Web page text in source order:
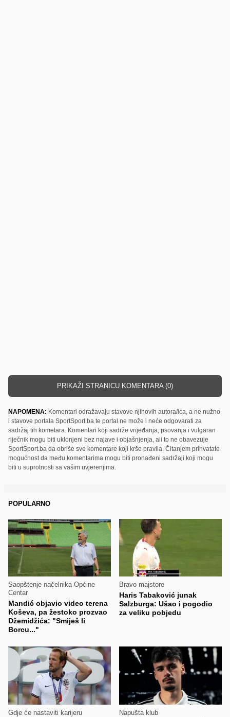
PRIKAŽI STRANICU KOMENTARA (0)
NAPOMENA: Komentari odražavaju stavove njihovih autora/ica, a ne nužno
i stavove portala SportSport.ba te portal ne može i neće odgovarati za
sadržaj tih kometara. Komentari koji sadrže vrijeđanja, psovanja i vulgaran
riječnik mogu biti uklonjeni bez najave i objašnjenja, ali to ne obavezuje
SportSport.ba da obriše sve komentare koji krše pravila. Čitanjem prihvatate
mogućnost da među komentarima mogu biti pronađeni sadržaji koji mogu
biti u suprotnosti sa vašim uvjerenjima.
POPULARNO
Saopštenje načelnika Općine
Centar
Mandić objavio video terena
Koševa, pa žestoko prozvao
Džemidžića: "Smiješ li
Borcu..."
Bravo majstore
Haris Tabaković junak
Salzburga: Ušao i pogodio
za veliku pobjedu
Gdje će nastaviti karijeru Napušta klub